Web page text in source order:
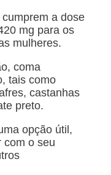
a dose
mg para os
mulheres.
coma
tais como
castanhas
preto.
opção útil,
com o seu